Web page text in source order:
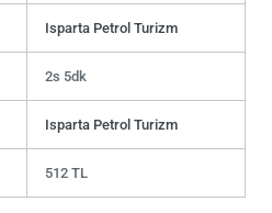
Isparta Petrol Turizm
2s 5dk
Isparta Petrol Turizm
512 TL